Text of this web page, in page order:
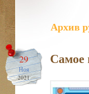
Архив
29
Ноя
2021
Самое